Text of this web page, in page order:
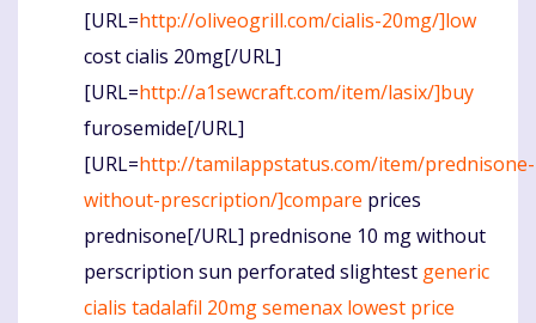
[URL=http://oliveogrill.com/cialis-20mg/]low
cost cialis 20mg[/URL]
[URL=http://a1sewcraft.com/item/lasix/]buy
furosemide[/URL]
[URL=http://tamilappstatus.com/item/prednisone-
without-prescription/]compare prices
prednisone[/URL] prednisone 10 mg without
perscription sun perforated slightest generic
cialis tadalafil 20mgsemenax lowest price